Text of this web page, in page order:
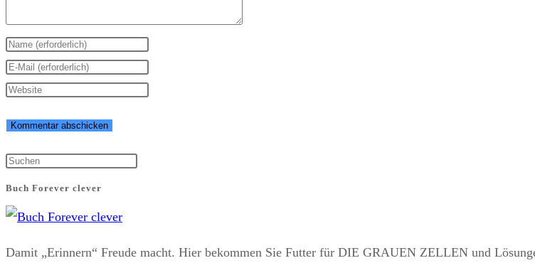
Geben
Sie
Ihren
oder
Benutzernamen
ein
Geben
Sie
E-
Mail-
Kommentieren
ein
Geben
Ihre
Website-
(optional)
Press
the
Buch Forever clever
Damit „Erinnern“ Freude macht. Hier bekommen Sie Futter für DIE GRAUEN ZELLEN und